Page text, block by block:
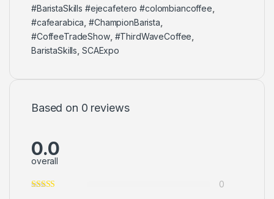
e
5
#BaristaSkills #ejecafetero #colombiancoffee
#cafearabica ,#ChampionBarista
#CoffeeTradeShow, #ThirdWaveCoffee
BaristaSkills SCAExpo
Based on 0 reviews
0.0
overall
0